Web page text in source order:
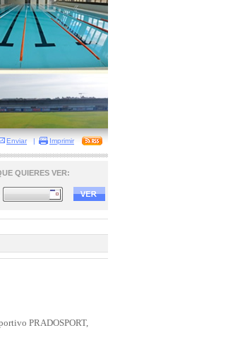
Enviar | Imprimir
QUIERES VER:
PRADOSPORT,